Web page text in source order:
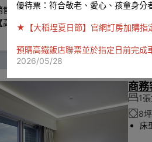
售日期：2025/12/04~2026/02/28。乘
【高鐵飯店聯票】官網訂房加購高鐵車票
商務
1
8坪
床
優待票：符合敬老、愛心、孩童身分
★【大稻埕夏日節】官網訂房加購
預購高鐵飯店聯票並於指定日前完成
2026/05/28